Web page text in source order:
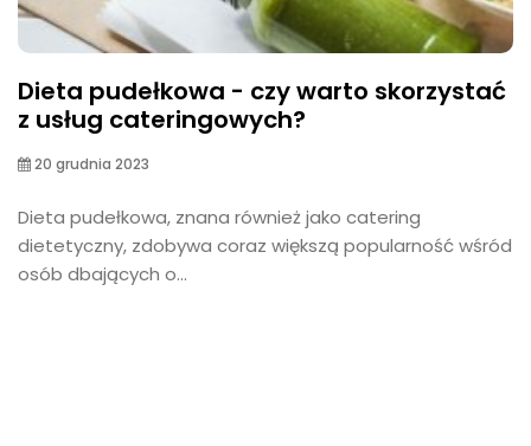
Dieta pudełkowa - czy warto skorzystać
z usług cateringowych?
20 grudnia 2023
Dieta pudełkowa, znana również jako catering
dietetyczny, zdobywa coraz większą popularność wśród
osób dbających o...